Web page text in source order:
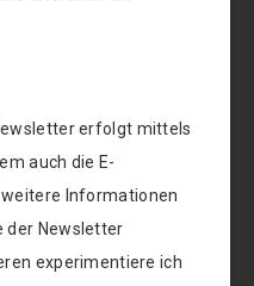
erfolgt mittels
auch die E-
Informationen
der Newsletter
experimentiere ich